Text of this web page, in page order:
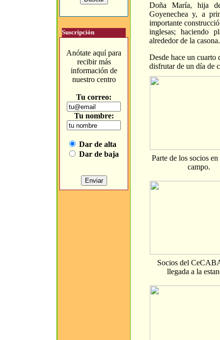
Suscripción
Anótate aquí para
recibir más
información de
nuestro centro
Tu correo:
Tu nombre:
Dar de alta
Dar de baja
Doña María, hija
Goyenechea y, a
importante
inglesas; haciendo
alrededor de la casona.
Desde hace un cuarto
disfrutar de un día de
Parte de los socios
campo.
Socios del
llegada a la